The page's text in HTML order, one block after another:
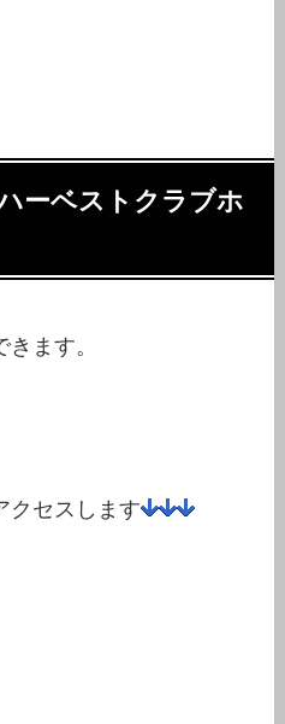
ーベストクラブホ
ます。
クセスします